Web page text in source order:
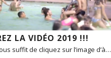
LA VIDÉO 2019 !!!
suffit de cliquez sur l’image d’à…